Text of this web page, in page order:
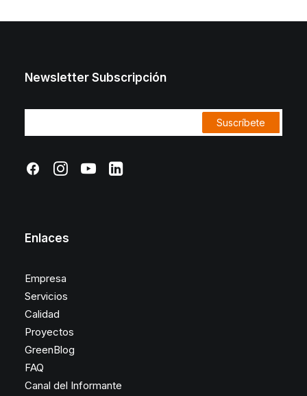
Newsletter Subscripción
Enlaces
Empresa
Servicios
Calidad
Proyectos
GreenBlog
FAQ
Canal del Informante